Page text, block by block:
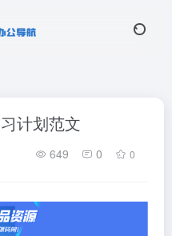
计划范文
649 0 0